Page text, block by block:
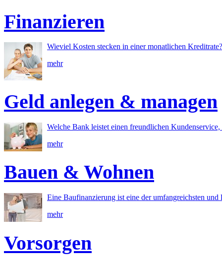
Finanzieren
Wieviel Kosten stecken in einer monatlichen
mehr
Geld anlegen & managen
Welche Bank leistet einen freundlichen
mehr
Bauen & Wohnen
Eine Baufinanzierung ist eine der umfangreichsten
mehr
Vorsorgen